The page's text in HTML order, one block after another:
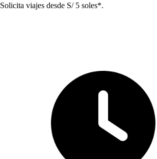
Solicita viajes desde S/5 soles*.